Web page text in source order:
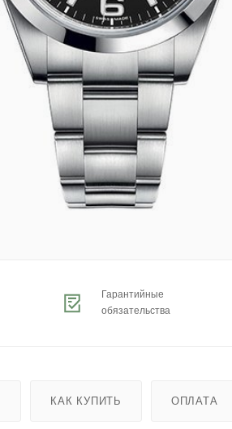
Гарантийные
обязательства
КАК КУПИТЬ ОПЛАТА